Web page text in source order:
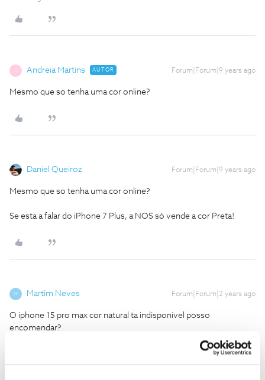
A Andreia Martins AUTOR Forum|Forum|9 years ago
Mesmo que so tenha uma cor online?
Daniel Queiroz Forum|Forum|9 years ago
Mesmo que so tenha uma cor online?
Se esta a falar do iPhone 7 Plus, a NOS só vende a cor Preta!
M Martim Neves Forum|Forum|2 years ago
O iphone 15 pro max cor natural ta indisponível posso
encomendar?